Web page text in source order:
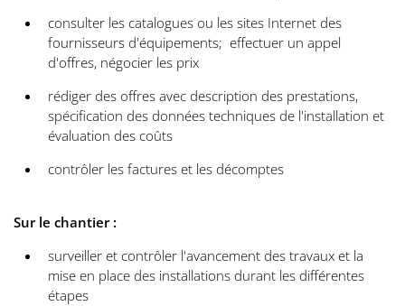
consulter les catalogues ou les sites Internet des
fournisseurs d'équipements; effectuer un appel
d'offres, négocier les prix
rédiger des offres avec description des prestations,
spécification des données techniques de l'installation et
évaluation des coûts
contrôler les factures et les décomptes
Sur le chantier :
surveiller et contrôler l'avancement des travaux et la
mise en place des installations durant les différentes
étapes